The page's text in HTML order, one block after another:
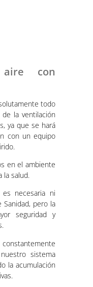
aire con
todo
la ventilación
ya que se hará
con un equipo
en el ambiente
la salud.
necesaria ni
pero la
seguridad y
sistema
la acumulación